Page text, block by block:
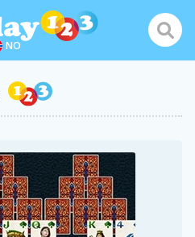
NO